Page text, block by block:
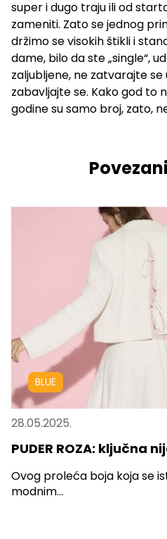
super i dugo traju ili od
zameniti. Zato se jednog
držimo se visokih štikli i
dame, bilo da ste „single“,
zaljubljene, ne zatvarajte se
zabavljajte se. Kako god to
godine su samo broj, zato,
BLUE
28.05.2025.
PUDER ROZA: ključna
Ovog proleća boja koja se
modnim...